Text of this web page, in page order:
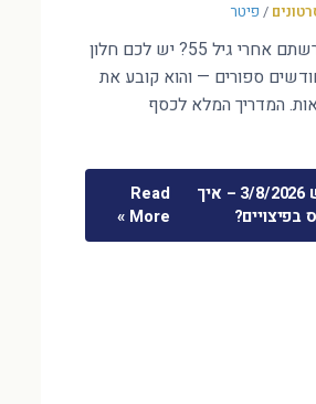
/ פיטר
פוטרתם או פרשתם אחרי גיל 55? יש לכם חלון
ספורים — והוא קובע את
המדריך המלא לכסף
חזק בעו״ש 3/8/2026 – איך
בפיצויים?
Read
More »